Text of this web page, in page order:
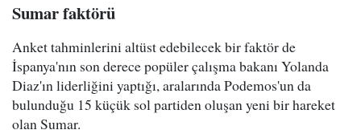
Sumar faktörü
Anket tahminlerini altüst edebilecek bir faktör de
İspanya'nın son derece popüler çalışma bakanı Yolanda
Diaz'ın liderliğini yaptığı, aralarında Podemos'un da
bulunduğu 15 küçük sol partiden oluşan yeni bir hareket
olan Sumar.